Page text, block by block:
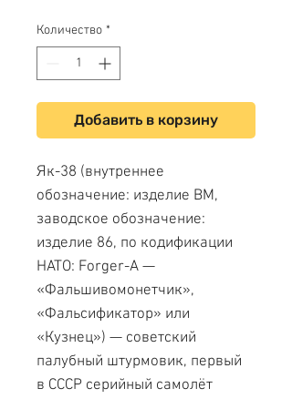
Количество *
Добавить в корзину
Як-38 (внутреннее
обозначение: изделие ВМ,
заводское обозначение:
изделие 86, по кодификации
НАТО: Forger-A —
«Фальшивомонетчик»,
«Фальсификатор» или
«Кузнец») — советский
палубный штурмовик, первый
в СССР серийный самолёт